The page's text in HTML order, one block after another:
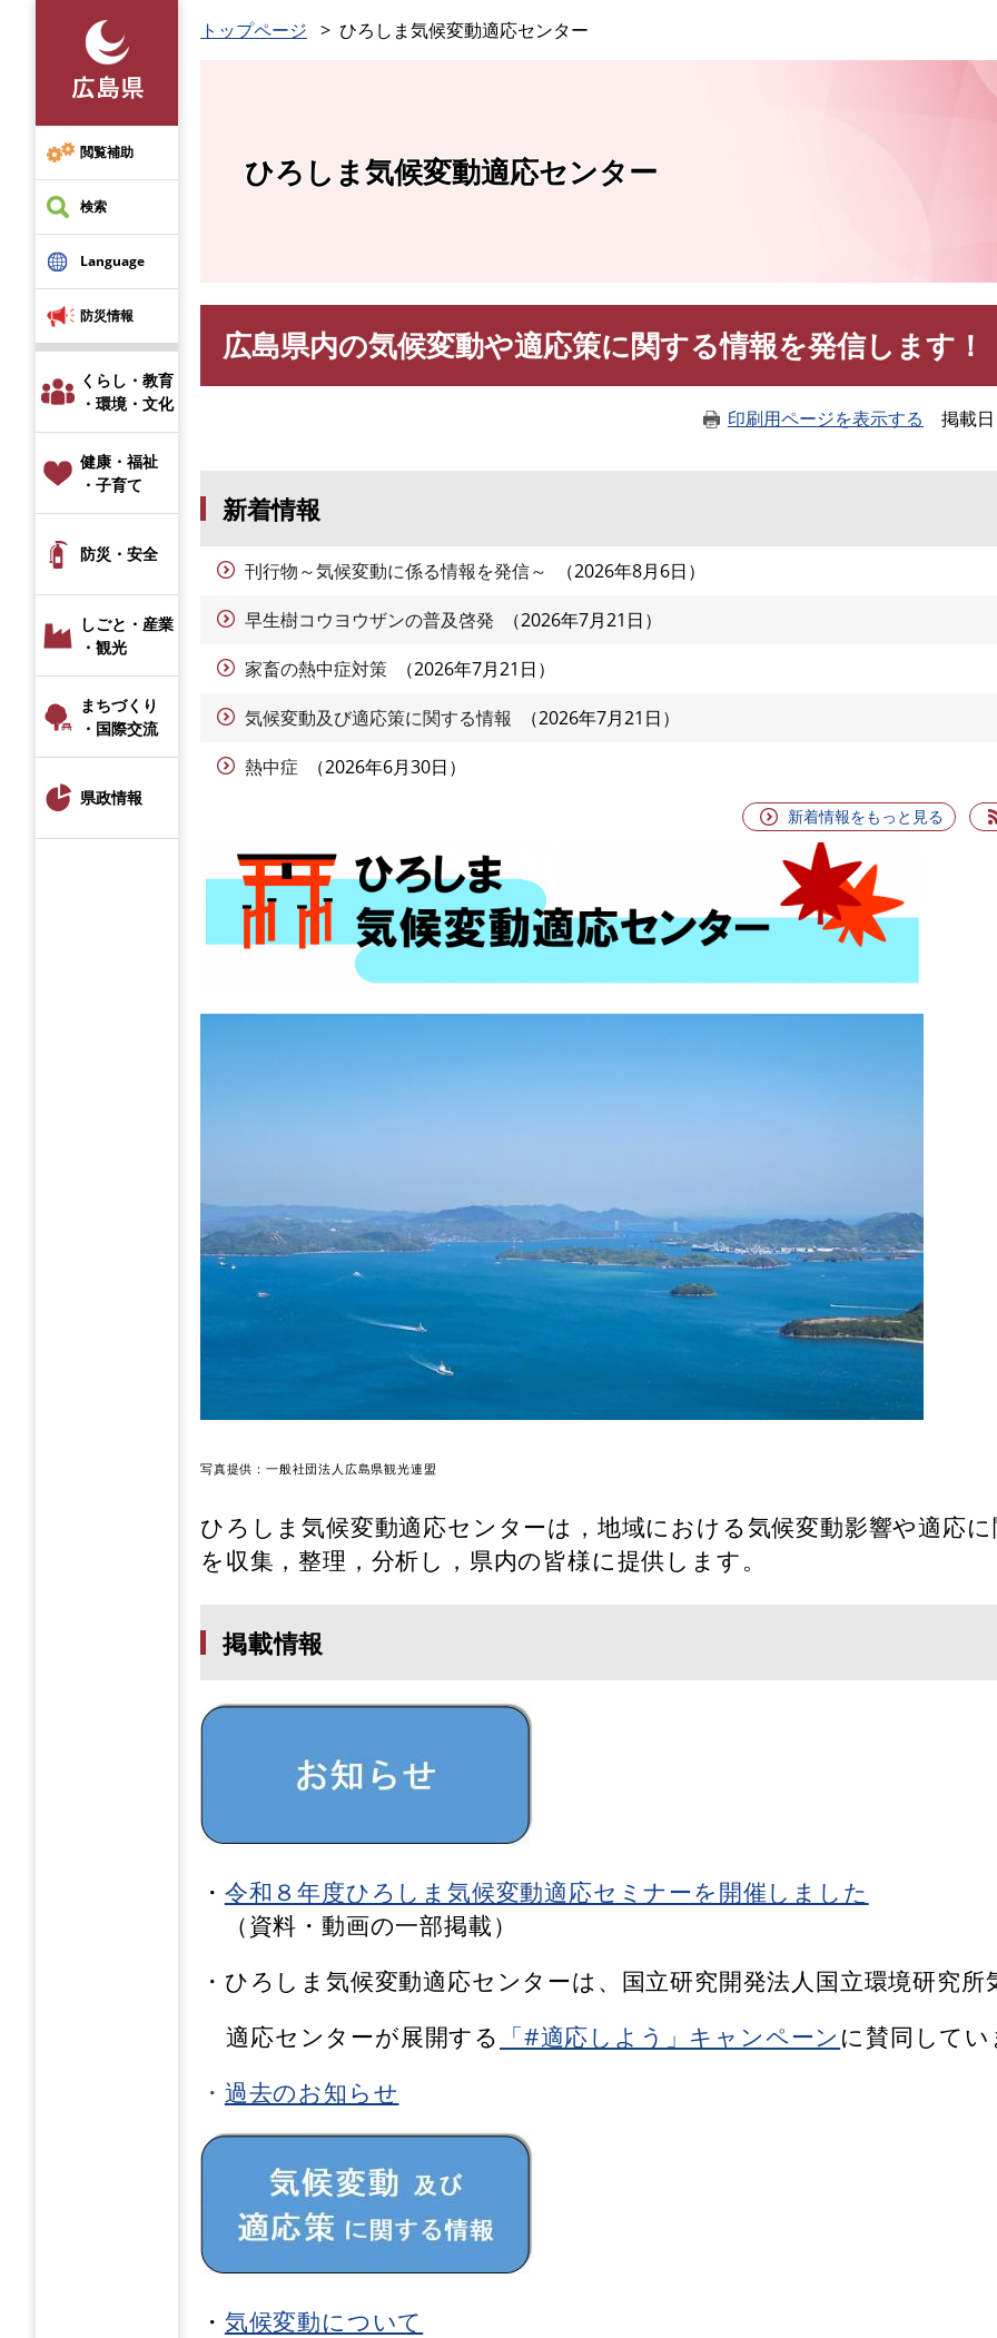
先
頭
で
す
閲覧補助
検索
Language
防災情報
くらし・教育
・環境・文化
健康・福祉
・子育て
防災・安全
しごと・産業
・観光
まちづくり
・国際交流
県政情報
トップページ ひろしま気候変動適応センター
ひろしま気候変動適応センター
広島県内の気候変動や適応策に関する情報を発信します！
印刷用ページを表示する 掲載日
新着情報
刊行物～気候変動に係る情報を発信～
2026年8月6日
早生樹コウヨウザンの普及啓発
2026年7月21日
家畜の熱中症対策
2026年7月21日
気候変動及び適応策に関する情報
2026年7月21日
熱中症
2026年6月30日
新着情報をもっと見る
写真提供：一般社団法人広島県観光連盟
ひろしま気候変動適応センターは，地域における気候変動影響や適応
を収集，整理，分析し，県内の皆様に提供します。​
掲載情報
・ 令和８年度ひろしま気候変動適応セミナーを開催しました
（資料・動画の一部掲載）
・ひろしま気候変動適応センターは、国立研究開発法人国立環境研究所
適応センターが展開する 「#適応しよう」キャンペーン に賛同して
・ 過去のお知らせ
・ 気候変動について